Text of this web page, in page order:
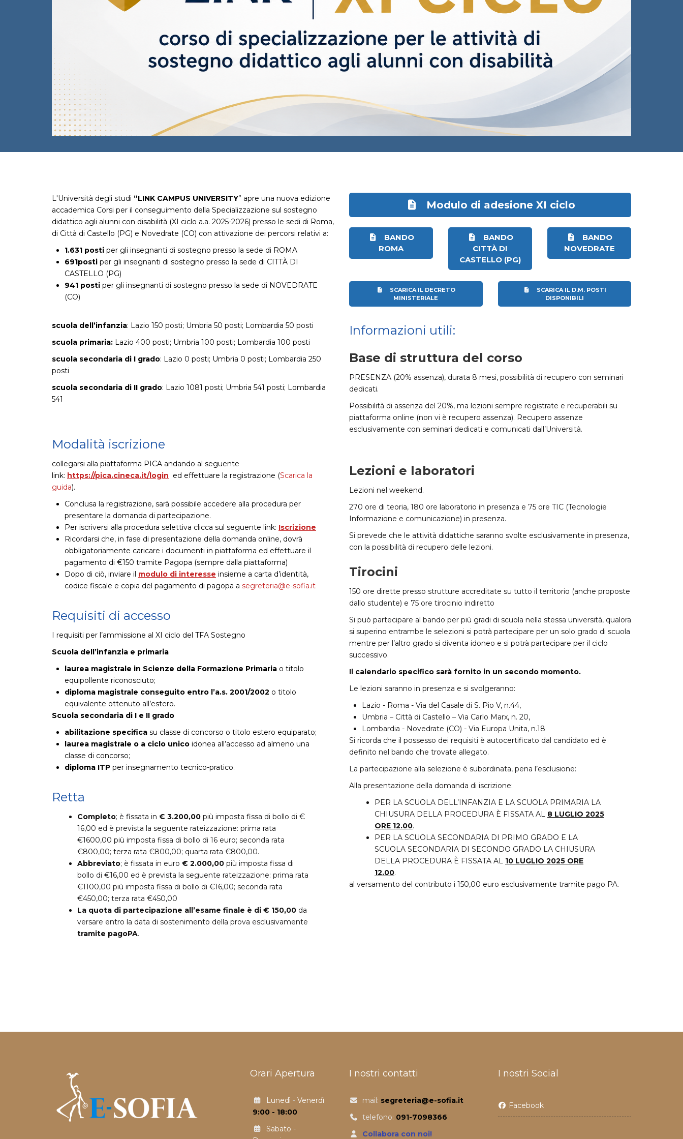
L'Università degli studi “LINK CAMPUS UNIVERSITY” apre una nuova edizione
accademica Corsi per il conseguimento della Specializzazione sul sostegno
didattico agli alunni con disabilità (XI ciclo a.a. 2025-2026) presso le sedi di Roma,
di Città di Castello (PG) e Novedrate (CO) con attivazione dei percorsi relativi a:
1.631 posti per gli insegnanti di sostegno presso la sede di ROMA
691posti per gli insegnanti di sostegno presso la sede di CITTÀ DI
CASTELLO (PG)
941 posti per gli insegnanti di sostegno presso la sede di NOVEDRATE
(CO)
scuola dell’infanzia: Lazio 150 posti; Umbria 50 posti; Lombardia 50 posti
scuola primaria: Lazio 400 posti; Umbria 100 posti; Lombardia 100 posti
scuola secondaria di I grado: Lazio 0 posti; Umbria 0 posti; Lombardia 250
posti
scuola secondaria di II grado: Lazio 1081 posti; Umbria 541 posti; Lombardia
541
Modalità iscrizione
collegarsi alla piattaforma PICA andando al seguente
link: https://pica.cineca.it/login ed effettuare la registrazione (Scarica la
guida).
Conclusa la registrazione, sarà possibile accedere alla procedura per
presentare la domanda di partecipazione.
Per iscriversi alla procedura selettiva clicca sul seguente link: Iscrizione
Ricordarsi che, in fase di presentazione della domanda online, dovrà
obbligatoriamente caricare i documenti in piattaforma ed effettuare il
pagamento di €150 tramite Pagopa (sempre dalla piattaforma)
Dopo di ciò, inviare il modulo di interesse insieme a carta d’identità,
codice fiscale e copia del pagamento di pagopa a segreteria@e-sofia.it
Requisiti di accesso
I requisiti per l’ammissione al XI ciclo del TFA Sostegno
Scuola dell’infanzia e primaria
laurea magistrale in Scienze della Formazione Primaria o titolo
equipollente riconosciuto;
diploma magistrale conseguito entro l’a.s. 2001/2002 o titolo
equivalente ottenuto all’estero.
Scuola secondaria di I e II grado
abilitazione specifica su classe di concorso o titolo estero equiparato;
laurea magistrale o a ciclo unico idonea all’accesso ad almeno una
classe di concorso;
diploma ITP per insegnamento tecnico-pratico.
Retta
Completo; è fissata in € 3.200,00 più imposta fissa di bollo di €
16,00 ed è prevista la seguente rateizzazione: prima rata
€1600,00 più imposta fissa di bollo di 16 euro; seconda rata
€800,00; terza rata €800,00; quarta rata €800,00.
Abbreviato; è fissata in euro € 2.000,00 più imposta fissa di
bollo di €16,00 ed è prevista la seguente rateizzazione: prima rata
€1100,00 più imposta fissa di bollo di €16,00; seconda rata
€450,00; terza rata €450,00
La quota di partecipazione all’esame finale è di € 150,00 da
versare entro la data di sostenimento della prova esclusivamente
tramite pagoPA.
Modulo di adesione XI ciclo
BANDO
ROMA
BANDO
CITTÀ DI
CASTELLO (PG)
BANDO
NOVEDRATE
SCARICA IL DECRETO
MINISTERIALE
SCARICA IL D.M. POSTI
DISPONIBILI
Informazioni utili:
Base di struttura del corso
PRESENZA (20% assenza), durata 8 mesi, possibilità di recupero con seminari
dedicati.
Possibilità di assenza del 20%, ma lezioni sempre registrate e recuperabili su
piattaforma online (non vi è recupero assenza). Recupero assenze
esclusivamente con seminari dedicati e comunicati dall’Università.
Lezioni e laboratori
Lezioni nel weekend.
270 ore di teoria, 180 ore laboratorio in presenza e 75 ore TIC (Tecnologie
Informazione e comunicazione) in presenza.
Si prevede che le attività didattiche saranno svolte esclusivamente in presenza,
con la possibilità di recupero delle lezioni.
Tirocini
150 ore dirette presso strutture accreditate su tutto il territorio (anche proposte
dallo studente) e 75 ore tirocinio indiretto
Si può partecipare al bando per più gradi di scuola nella stessa università, qualora
si superino entrambe le selezioni si potrà partecipare per un solo grado di scuola
mentre per l’altro grado si diventa idoneo e si potrà partecipare per il ciclo
successivo.
Il calendario specifico sarà fornito in un secondo momento.
Le lezioni saranno in presenza e si svolgeranno:
Lazio - Roma - Via del Casale di S. Pio V, n.44,
Umbria – Città di Castello – Via Carlo Marx, n. 20,
Lombardia - Novedrate (CO) - Via Europa Unita, n.18
Si ricorda che il possesso dei requisiti è autocertificato dal candidato ed è
definito nel bando che trovate allegato.
La partecipazione alla selezione è subordinata, pena l’esclusione:
Alla presentazione della domanda di iscrizione:
PER LA SCUOLA DELL’INFANZIA E LA SCUOLA PRIMARIA LA
CHIUSURA DELLA PROCEDURA È FISSATA AL 8 LUGLIO 2025
ORE 12.00.
PER LA SCUOLA SECONDARIA DI PRIMO GRADO E LA
SCUOLA SECONDARIA DI SECONDO GRADO LA CHIUSURA
DELLA PROCEDURA È FISSATA AL 10 LUGLIO 2025 ORE
12.00.
al versamento del contributo i 150,00 euro esclusivamente tramite pago PA.
Orari Apertura
Lunedì - Venerdì
9:00 - 18:00
Sabato -
I nostri contatti
mail: segreteria@e-sofia.it
telefono: 091-7098366
Collabora con noi!
I nostri Social
Facebook